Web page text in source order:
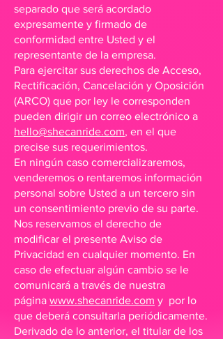
separado que será acordado
expresamente y firmado de
conformidad entre Usted y el
representante de la empresa.
Para ejercitar sus derechos de Acceso,
Rectificación, Cancelación y Oposición
(ARCO) que por ley le corresponden
pueden dirigir un correo electrónico a
hello@shecanride.com, en el que
precise sus requerimientos.
En ningún caso comercializaremos,
venderemos o rentaremos información
personal sobre Usted a un tercero sin
un consentimiento previo de su parte.
Nos reservamos el derecho de
modificar el presente Aviso de
Privacidad en cualquier momento. En
caso de efectuar algún cambio se le
comunicará a través de nuestra
página www.shecanride.com y por lo
que deberá consultarla periódicamente.
Derivado de lo anterior, el titular de los